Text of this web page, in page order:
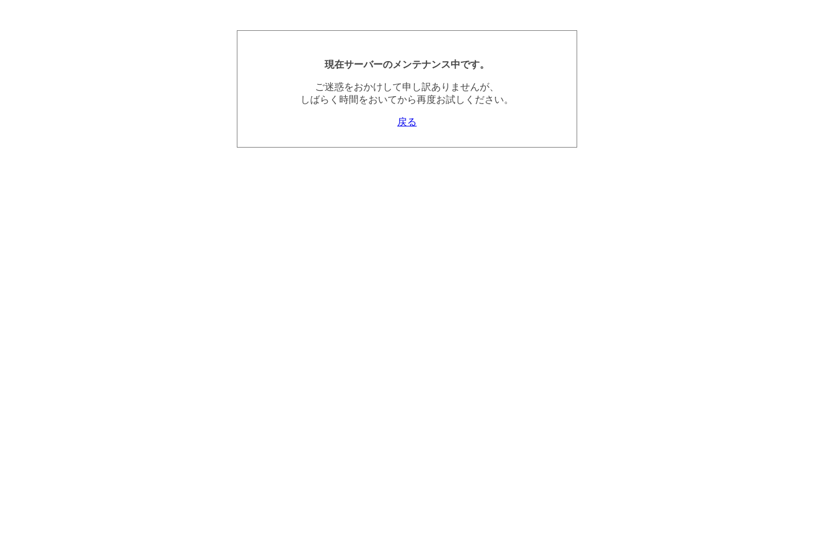
現在サーバーのメンテナンス中です。
ご迷惑をおかけして申し訳ありませんが、
しばらく時間をおいてから再度お試しください。
戻る